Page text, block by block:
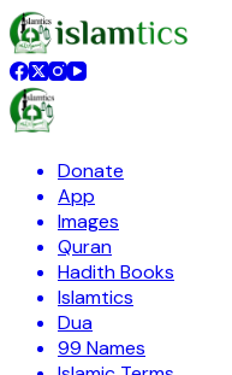
Donate
App
Images
Quran
Hadith Books
Islamtics
Dua
99 Names